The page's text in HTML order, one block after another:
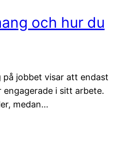
och hur du
på jobbet visar att endast
i sitt arbete.
medan…